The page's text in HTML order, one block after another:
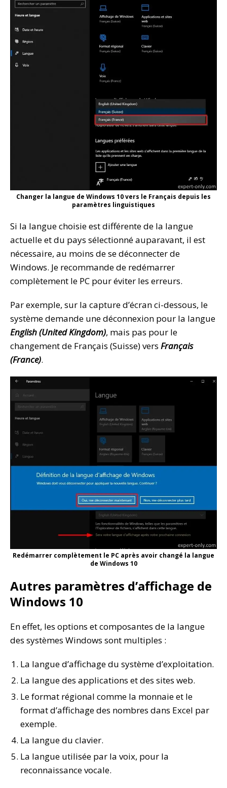
Changer la langue de Windows 10 vers le Français depuis les
paramètres linguistiques
Si la langue choisie est différente de la langue
actuelle et du pays sélectionné auparavant, il est
nécessaire, au moins de se déconnecter de
Windows. Je recommande de redémarrer
complètement le PC pour éviter les erreurs.
Par exemple, sur la capture d’écran ci-dessous, le
système demande une déconnexion pour la langue
English (United Kingdom), mais pas pour le
changement de Français (Suisse) vers Français
(France).
Redémarrer complètement le PC après avoir changé la langue
de Windows 10
Autres paramètres d’affichage de
Windows 10
En effet, les options et composantes de la langue
des systèmes Windows sont multiples :
La langue d’affichage du système d’exploitation.
La langue des applications et des sites web.
Le format régional comme la monnaie et le
format d’affichage des nombres dans Excel par
exemple.
La langue du clavier.
La langue utilisée par la voix, pour la
reconnaissance vocale.